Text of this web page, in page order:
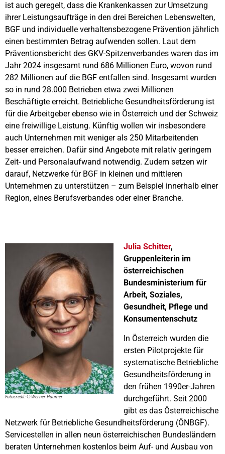
ist auch geregelt, dass die Krankenkassen zur Umsetzung
ihrer Leistungsaufträge in den drei Bereichen Lebenswelten,
BGF und individuelle verhaltensbezogene Prävention jährlich
einen bestimmten Betrag aufwenden sollen. Laut dem
Präventionsbericht des GKV-Spitzenverbandes waren das im
Jahr 2024 insgesamt rund 686 Millionen Euro, wovon rund
282 Millionen auf die BGF entfallen sind. Insgesamt wurden
so in rund 28.000 Betrieben etwa zwei Millionen
Beschäftigte erreicht. Betriebliche Gesundheitsförderung ist
für die Arbeitgeber ebenso wie in Österreich und der Schweiz
eine freiwillige Leistung. Künftig wollen wir insbesondere
auch Unternehmen mit weniger als 250 Mitarbeitenden
besser erreichen. Dafür sind Angebote mit relativ geringem
Zeit- und Personalaufwand notwendig. Zudem setzen wir
darauf, Netzwerke für BGF in kleinen und mittleren
Unternehmen zu unterstützen – zum Beispiel innerhalb einer
Region, eines Berufsverbandes oder einer Branche.
Fotocredit: © Werner Haumer
Julia Schitter,
Gruppenleiterin im
österreichischen
Bundesministerium für
Arbeit, Soziales,
Gesundheit, Pflege und
Konsumentenschutz
In Österreich wurden die
ersten Pilotprojekte für
systematische Betriebliche
Gesundheitsförderung in
den frühen 1990er-Jahren
durchgeführt. Seit 2000
gibt es das Österreichische
Netzwerk für Betriebliche Gesundheitsförderung (ÖNBGF).
Servicestellen in allen neun österreichischen Bundesländern
beraten Unternehmen kostenlos beim Auf- und Ausbau von